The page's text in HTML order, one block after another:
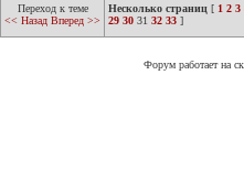
Переход к теме
<< Назад Вперед >>
Несколько страниц [ 1 2 3
29 30 31 32 33 ]
Форум работает на